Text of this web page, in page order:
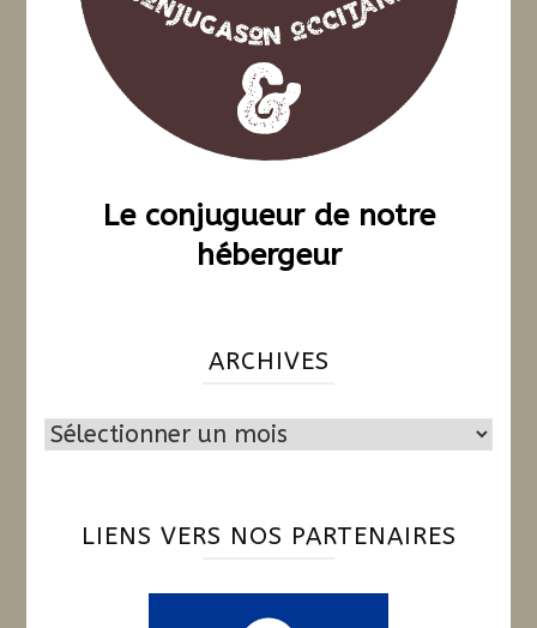
Le conjugueur de notre
hébergeur
ARCHIVES
Archives
LIENS VERS NOS PARTENAIRES